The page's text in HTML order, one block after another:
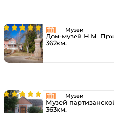
Музеи
Дом-музей Н.М.
362км.
Музеи
Музей
363км.